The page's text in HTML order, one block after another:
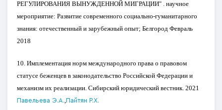
РЕГУЛИРОВАНИЯ ВЫНУЖДЕННОЙ МИГРАЦИИ" . научное
мероприятие: Развитие современного социально-гуманитарного
знания: отечественный и зарубежный опыт; Белгород Февраль
2018
10.Имплементация норм международного права о правовом
статусе беженцев в законодательство Российской Федерации и
Павельева Э.А. ,Пайтян Р.Х.